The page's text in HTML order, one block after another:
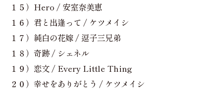
１５）Hero / 安室奈美恵
１６）君と出逢って / ケツメイシ
１７）純白の花嫁 / 逗子三兄弟
１８）奇跡 / シェネル
１９）恋文 / Every Little Thing
２０）幸せをありがとう / ケツメイシ